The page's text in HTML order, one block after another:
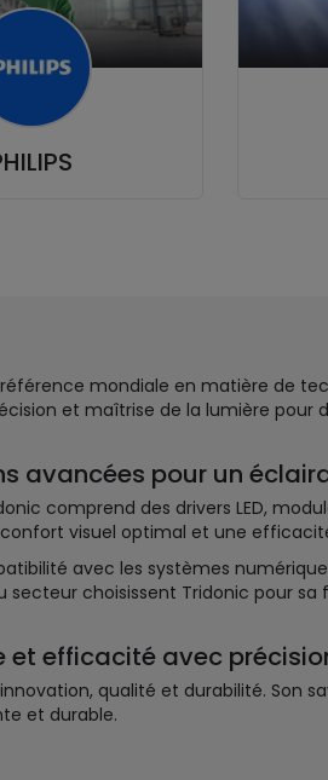
mondiale en matière de
et maîtrise de la lumière pour
avancées pour un
comprend des drivers LED,
visuel optimal et une
avec les systèmes
secteur choisissent Tridonic pour
et efficacité avec
qualité et durabilité. Son
et durable.